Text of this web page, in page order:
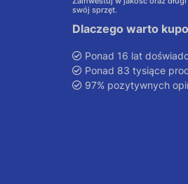
swój sprzęt.
Dlaczego warto
Ponad 16 lat
Ponad 83 tysiące
97% pozytywnych